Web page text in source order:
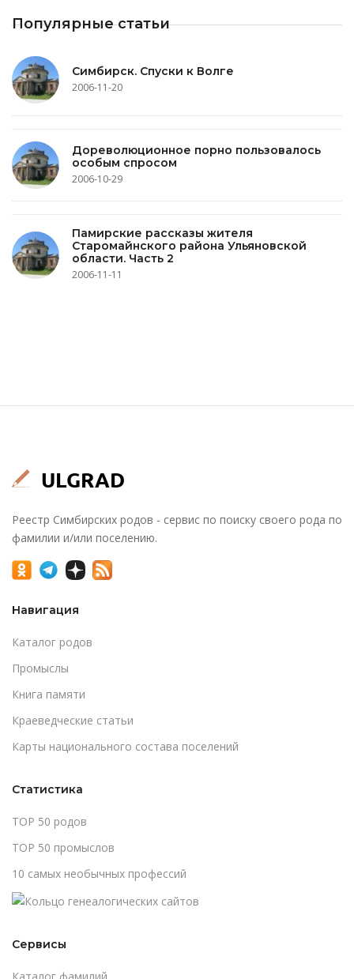
Популярные статьи
Симбирск. Спуски к Волге
2006-11-20
Дореволюционное порно пользовалось
особым спросом
2006-10-29
Памирские рассказы жителя
Старомайнского района Ульяновской
области. Часть 2
2006-11-11
Реестр Симбирских родов - сервис по поиску своего рода по
фамилии и/или поселению.
Навигация
Каталог родов
Промыслы
Книга памяти
Краеведческие статьи
Карты национального состава поселений
Статистика
TOP 50 родов
TOP 50 промыслов
10 самых необычных профессий
Сервисы
Каталог фамилий